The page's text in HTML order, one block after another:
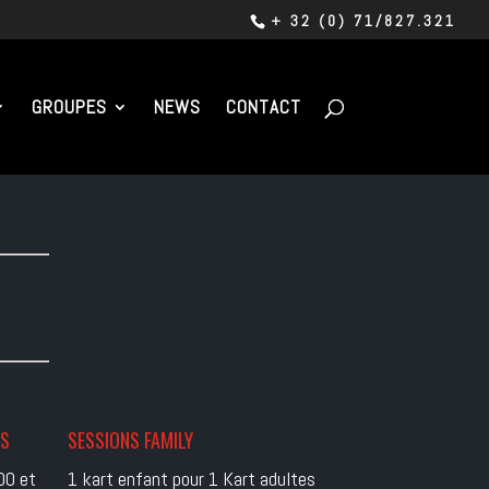
+ 32 (0) 71/827.321
GROUPES NEWS CONTACT
et
SESSIONS FAMILY
1 kart enfant pour 1 Kart adultes